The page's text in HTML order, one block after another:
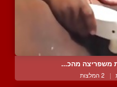
משפריצה מהכ...
| 2 המלצות